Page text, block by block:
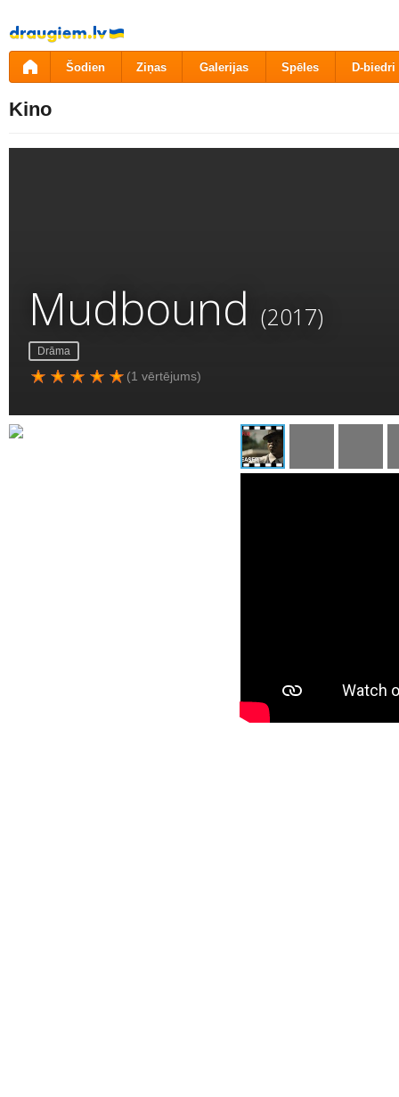
Pāriet
uz
saturu
Šodien Ziņas Galerijas Spēles D-biedri
Kino
Mudbound (2017)
Drāma
(1 vērtējums)